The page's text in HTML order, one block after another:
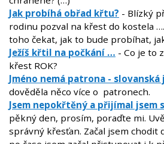
Jak probíhá obřad křtu? - Blízký
rodinu pozval na křest do kostela
toho čekat, jak to bude probíhat,
Ježíš křtil na počkání … - Co je to
křest ROK?
Jméno nemá patrona - slovanská
dověděla něco více o patronech.
Jsem nepokřtěný a přijímal jsem
pěkný den, prosím, poraďte mi.
správný křesťan. Začal jsem chodit